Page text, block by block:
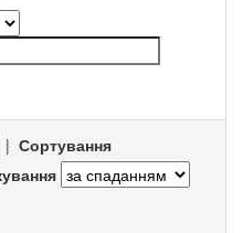
| Сортування